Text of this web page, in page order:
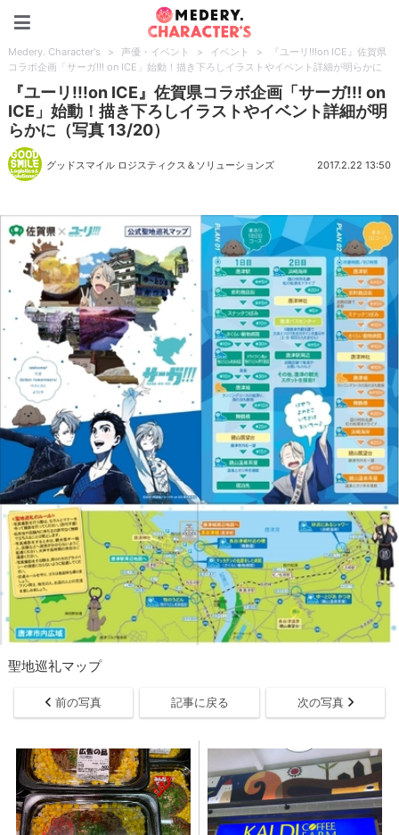
Medery. Character's > 声優・イベント > イベント >
『ユーリ!!!on ICE』佐賀県
コラボ企画「サーガ!!! on ICE」始動！描き下ろしイラストやイベント詳細が明らかに
『ユーリ!!!on ICE』佐賀県コラボ企画「サーガ!!! on
ICE」始動！描き下ろしイラストやイベント詳細が明
らかに（写真 13/20）
グッドスマイル ロジスティクス＆ソリューションズ 2017.2.22 13:50
聖地巡礼マップ
前の写真 記事に戻る 次の写真